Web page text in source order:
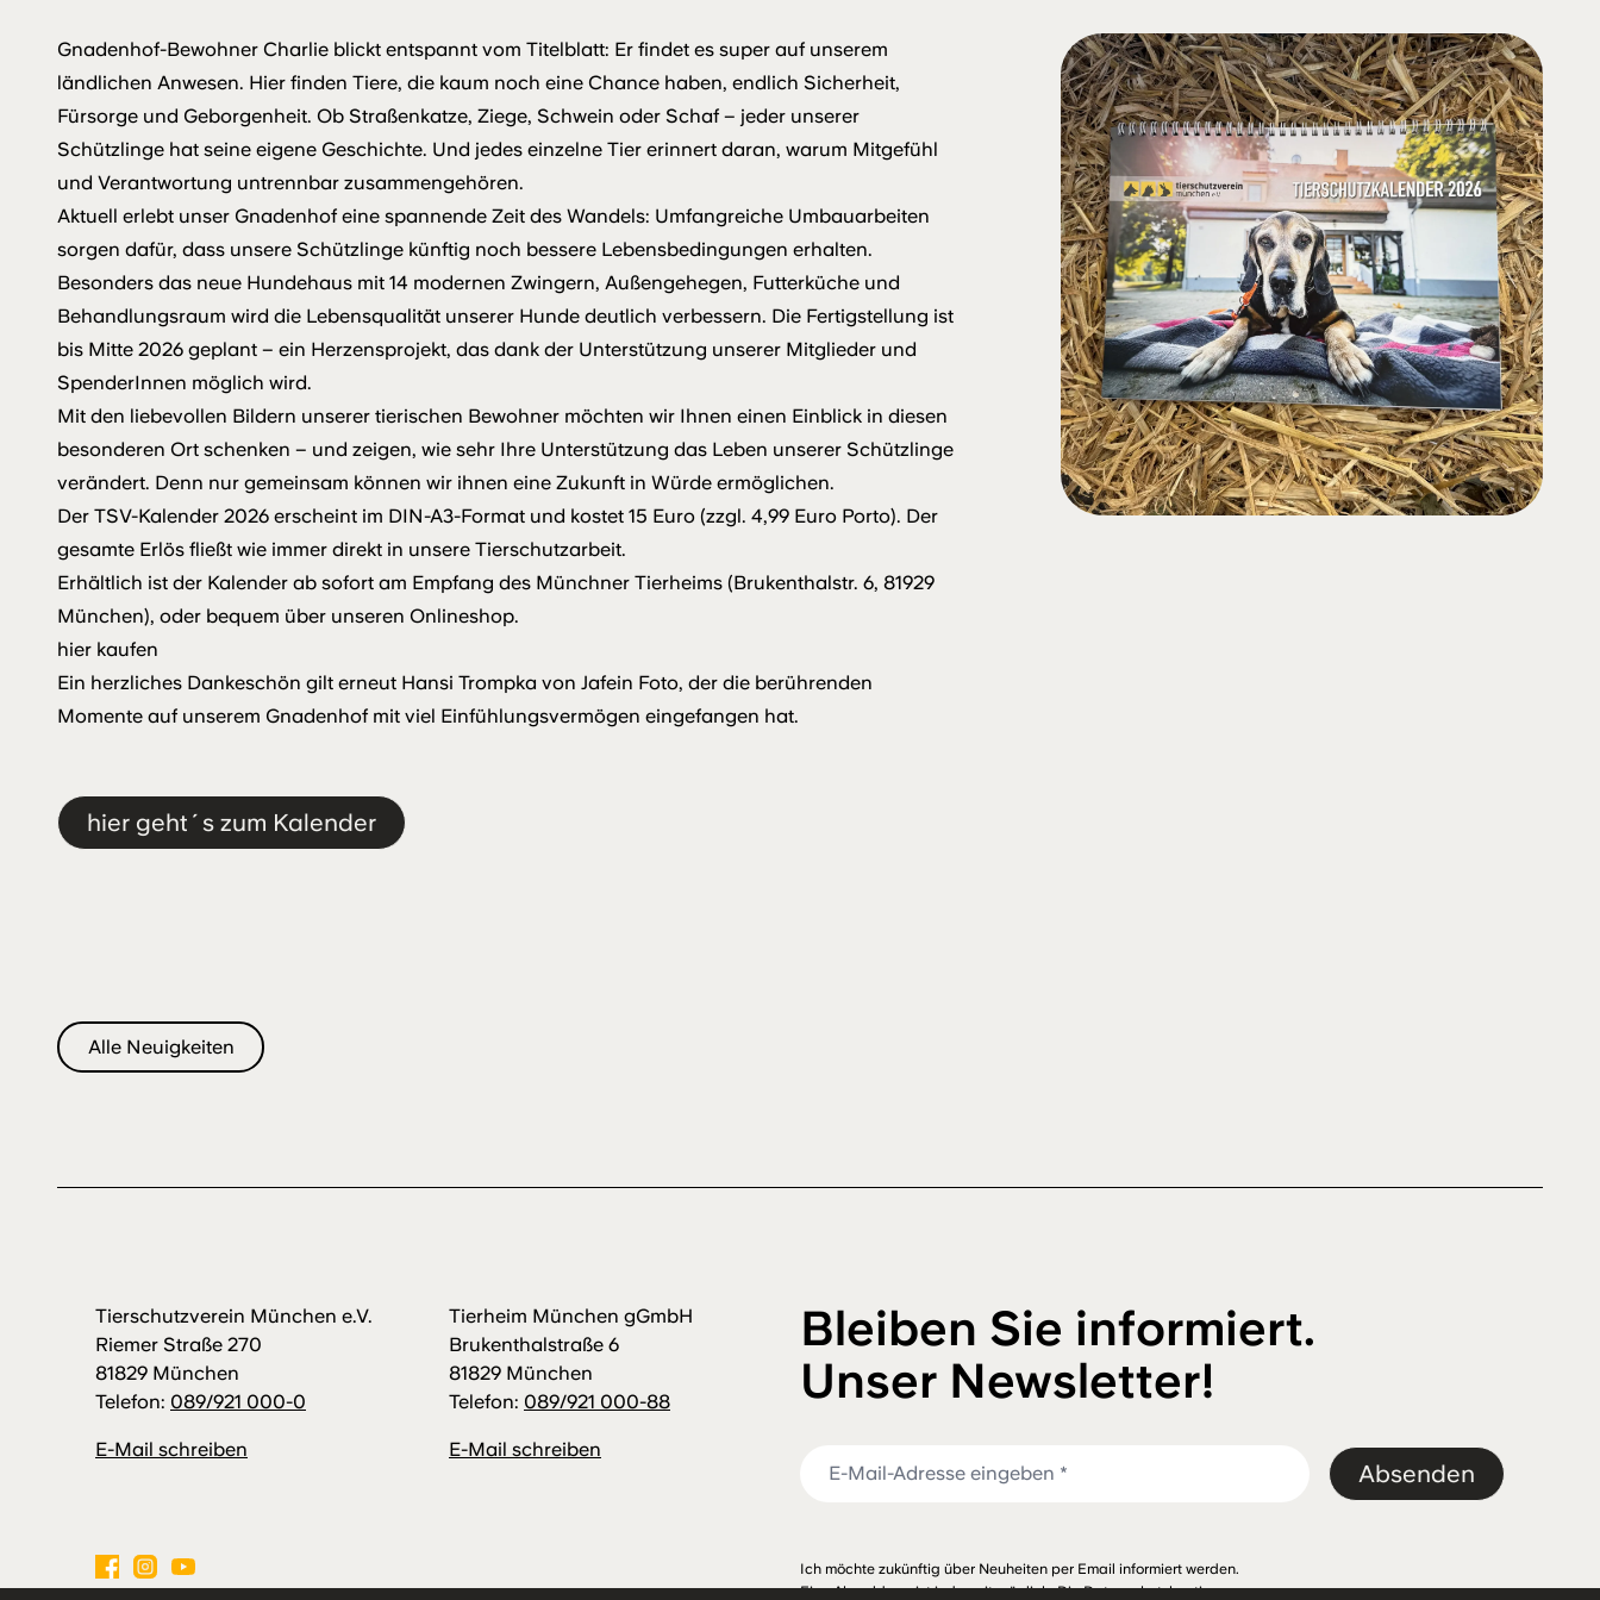
Gnadenhof-Bewohner Charlie blickt entspannt vom Titelblatt: Er findet es super auf unserem
ländlichen Anwesen. Hier finden Tiere, die kaum noch eine Chance haben, endlich Sicherheit,
Fürsorge und Geborgenheit. Ob Straßenkatze, Ziege, Schwein oder Schaf – jeder unserer
Schützlinge hat seine eigene Geschichte. Und jedes einzelne Tier erinnert daran, warum Mitgefühl
und Verantwortung untrennbar zusammengehören.
Aktuell erlebt unser Gnadenhof eine spannende Zeit des Wandels: Umfangreiche Umbauarbeiten
sorgen dafür, dass unsere Schützlinge künftig noch bessere Lebensbedingungen erhalten.
Besonders das neue Hundehaus mit 14 modernen Zwingern, Außengehegen, Futterküche und
Behandlungsraum wird die Lebensqualität unserer Hunde deutlich verbessern. Die Fertigstellung ist
bis Mitte 2026 geplant – ein Herzensprojekt, das dank der Unterstützung unserer Mitglieder und
SpenderInnen möglich wird.
Mit den liebevollen Bildern unserer tierischen Bewohner möchten wir Ihnen einen Einblick in diesen
besonderen Ort schenken – und zeigen, wie sehr Ihre Unterstützung das Leben unserer Schützlinge
verändert. Denn nur gemeinsam können wir ihnen eine Zukunft in Würde ermöglichen.
Der TSV-Kalender 2026 erscheint im DIN-A3-Format und kostet 15 Euro (zzgl. 4,99 Euro Porto). Der
gesamte Erlös fließt wie immer direkt in unsere Tierschutzarbeit.
Erhältlich ist der Kalender ab sofort am Empfang des Münchner Tierheims (Brukenthalstr. 6, 81929
München), oder bequem über unseren Onlineshop.
hier kaufen
Ein herzliches Dankeschön gilt erneut Hansi Trompka von Jafein Foto, der die berührenden
Momente auf unserem Gnadenhof mit viel Einfühlungsvermögen eingefangen hat.
hier geht´s zum Kalender
Alle Neuigkeiten
Tierschutzverein München e.V.
Riemer Straße 270
81829 München
Telefon: 089/921 000-0
E-Mail schreiben
Tierheim München gGmbH
Brukenthalstraße 6
81829 München
Telefon: 089/921 000-88
E-Mail schreiben
Bleiben Sie informiert.
Unser Newsletter!
Absenden
Ich möchte zukünftig über Neuheiten per Email informiert werden.
Eine Abmeldung ist jederzeit möglich. DieDatenschutzbestimmungen